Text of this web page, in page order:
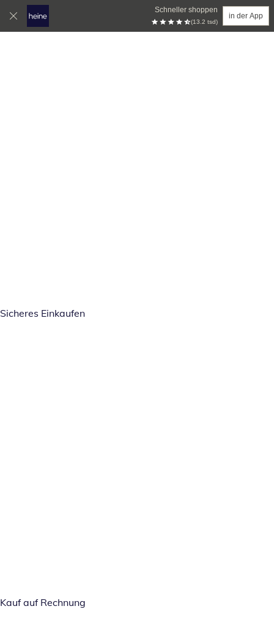
Schneller shoppen
(13.2 tsd)
in der App
Sicheres Einkaufen
Kauf auf Rechnung